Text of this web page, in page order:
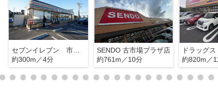
セブンイレブン 市原古市場店
約300m／4分
SENDO 古市場プラザ店
約761m／10分
約820m／